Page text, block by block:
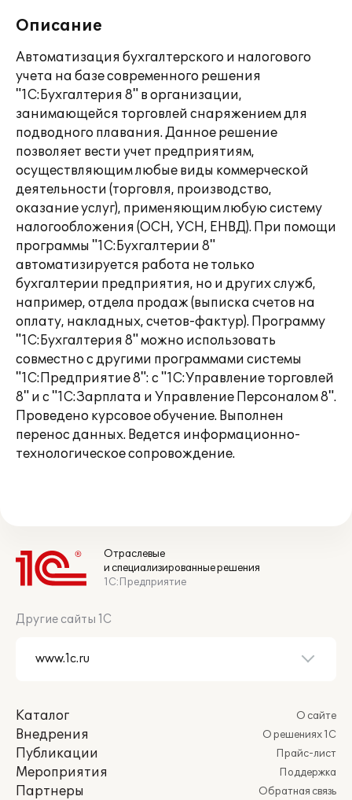
Описание
Автоматизация бухгалтерского и налогового
учета на базе современного решения
"1С:Бухгалтерия 8" в организации,
занимающейся торговлей снаряжением для
подводного плавания. Данное решение
позволяет вести учет предприятиям,
осуществляющим любые виды коммерческой
деятельности (торговля, производство,
оказание услуг), применяющим любую систему
налогообложения (ОСН, УСН, ЕНВД). При помощи
программы "1С:Бухгалтерии 8"
автоматизируется работа не только
бухгалтерии предприятия, но и других служб,
например, отдела продаж (выписка счетов на
оплату, накладных, счетов-фактур). Программу
"1С:Бухгалтерия 8" можно использовать
совместно с другими программами системы
"1С:Предприятие 8": с "1С:Управление торговлей
8" и с "1С:Зарплата и Управление Персоналом 8".
Проведено курсовое обучение. Выполнен
перенос данных. Ведется информационно-
технологическое сопровождение.
Отраслевые
и специализированные решения
1С:Предприятие
Другие сайты 1С
Каталог
Внедрения
Публикации
Мероприятия
Партнеры
О сайте
О решениях 1С
Прайс-лист
Поддержка
Обратная связь